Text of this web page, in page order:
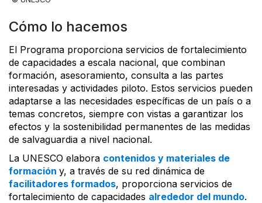
Cómo lo hacemos
El Programa proporciona servicios de fortalecimiento
de capacidades a escala nacional, que combinan
formación, asesoramiento, consulta a las partes
interesadas y actividades piloto. Estos servicios pueden
adaptarse a las necesidades específicas de un país o a
temas concretos, siempre con vistas a garantizar los
efectos y la sostenibilidad permanentes de las medidas
de salvaguardia a nivel nacional.
La UNESCO elabora contenidos y materiales de
formación y, a través de su red dinámica de
facilitadores formados, proporciona servicios de
fortalecimiento de capacidades alrededor del mundo.